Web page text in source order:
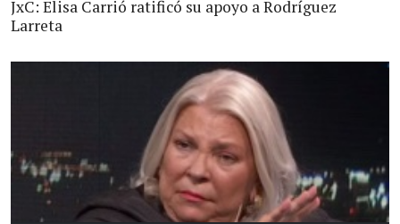
JxC: Elisa Carrió ratificó su apoyo a Rodríguez
Larreta